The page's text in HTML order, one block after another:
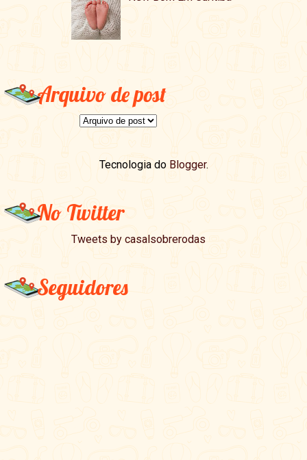
Arquivo de post
Tecnologia do Blogger.
No Twitter
Tweets by casalsobrerodas
Seguidores